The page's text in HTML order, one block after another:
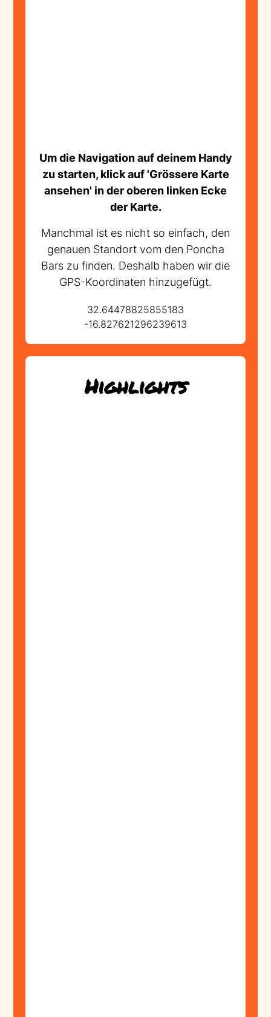
Um die Navigation auf deinem Handy
zu starten, klick auf 'Grössere Karte
ansehen' in der oberen linken Ecke
der Karte.
Manchmal ist es nicht so einfach, den
genauen Standort vom den Poncha
Bars zu finden. Deshalb haben wir die
GPS-Koordinaten hinzugefügt.
32.64478825855183
-16.827621296239613
Highlights